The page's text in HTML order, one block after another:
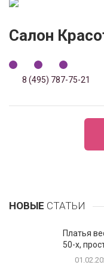
Салон
8 (495) 787-75-21
НОВЫЕ СТАТЬИ
Платья
50-х,